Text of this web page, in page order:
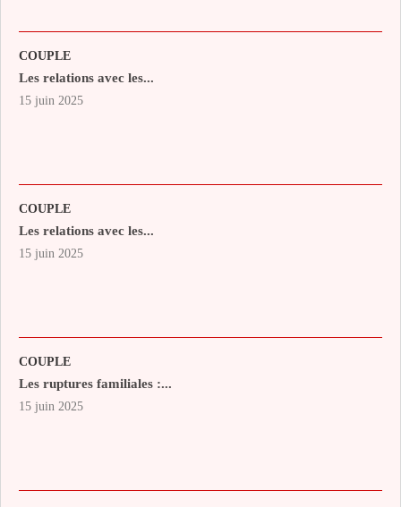
COUPLE
Les relations avec les...
15 juin 2025
COUPLE
Les relations avec les...
15 juin 2025
COUPLE
Les ruptures familiales :...
15 juin 2025